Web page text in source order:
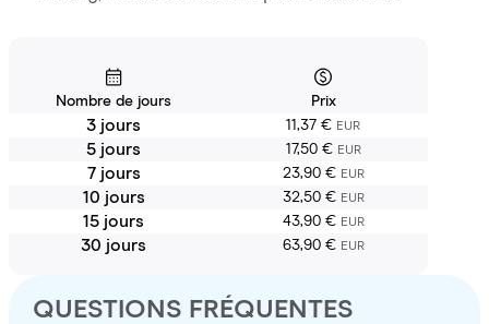
Nombre de jours Prix
3 jours 11,37 € EUR
5 jours 17,50 € EUR
7 jours 23,90 € EUR
10 jours 32,50 € EUR
15 jours 43,90 € EUR
30 jours 63,90 € EUR
QUESTIONS FRÉQUENTES